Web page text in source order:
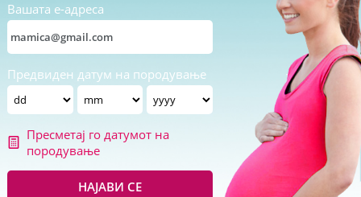
Вашата е-адреса
Предвиден датум на породување
Пресметај го датумот на
породување
НАЈАВИ СЕ